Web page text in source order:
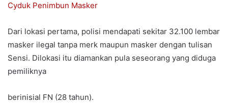
Cyduk Penimbun Masker
Dari lokasi pertama, polisi mendapati sekitar 32.100 lembar
masker ilegal tanpa merk maupun masker dengan tulisan
Sensi. Dilokasi itu diamankan pula seseorang yang diduga
pemiliknya
berinisial FN (28 tahun).